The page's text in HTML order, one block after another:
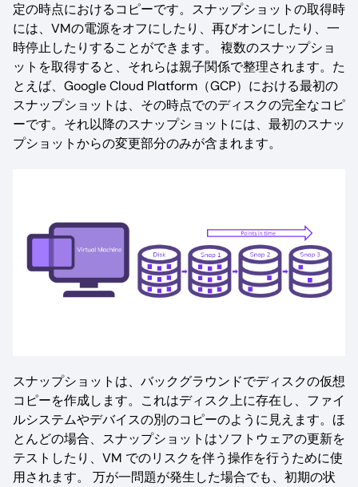
定の時点におけるコピーです。スナップショットの取得時
には、VMの電源をオフにしたり、再びオンにしたり、一
時停止したりすることができます。 複数のスナップショ
ットを取得すると、それらは親子関係で整理されます。た
とえば、Google Cloud Platform（GCP）における最初の
スナップショットは、その時点でのディスクの完全なコピ
ーです。それ以降のスナップショットには、最初のスナッ
プショットからの変更部分のみが含まれます。
スナップショットは、バックグラウンドでディスクの仮想
コピーを作成します。これはディスク上に存在し、ファイ
ルシステムやデバイスの別のコピーのように見えます。ほ
とんどの場合、スナップショットはソフトウェアの更新を
テストしたり、VM でのリスクを伴う操作を行うために使
用されます。 万が一問題が発生した場合でも、初期の状